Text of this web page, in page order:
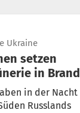
Ukraine
setzen
in Brand
in der Nacht
Russlands